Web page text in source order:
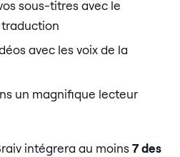
sous-titres avec le
avec les voix de la
un magnifique lecteur
intégrera au moins7 des